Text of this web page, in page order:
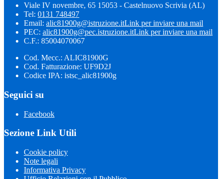
Viale IV novembre, 65 15053 - Castelnuovo Scrivia (AL)
Tel: 0131 748497
Email: alic81900g@istruzione.itLink per inviare una mail
PEC: alic81900g@pec.istruzione.itLink per inviare una mail
C.F.: 85004070067
Cod. Mecc.: ALIC81900G
Cod. Fatturazione: UF9D2J
Codice IPA: istsc_alic81900g
Seguici su
Facebook
Sezione Link Utili
Cookie policy
Note legali
Informativa Privacy